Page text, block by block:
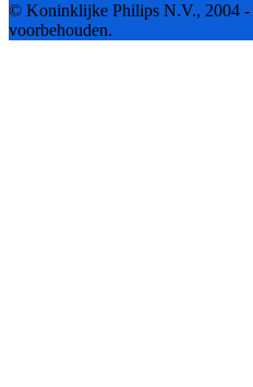
© Koninklijke Philips N.V., 2004 -
voorbehouden.